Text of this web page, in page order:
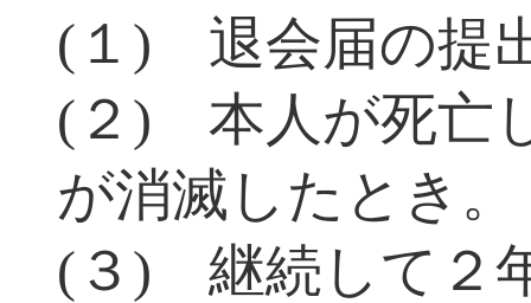
(１) 退会届の提
(２) 本人が死亡
が消滅したとき。
(３) 継続して２